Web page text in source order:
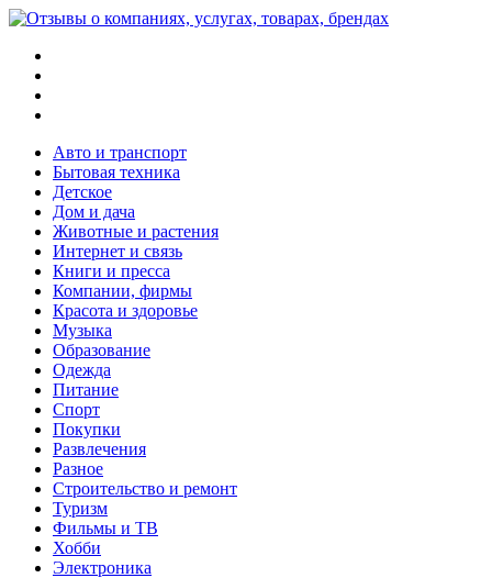
Авто и транспорт
Бытовая техника
Детское
Дом и дача
Животные и растения
Интернет и связь
Книги и пресса
Компании, фирмы
Красота и здоровье
Музыка
Образование
Одежда
Питание
Спорт
Покупки
Развлечения
Разное
Строительство и ремонт
Туризм
Фильмы и ТВ
Хобби
Электроника